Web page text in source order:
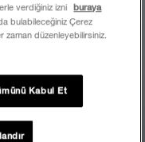
verdiğiniz izni
buraya
bulabileceğiniz Çerez
zaman düzenleyebilirsiniz.
Kabul Et